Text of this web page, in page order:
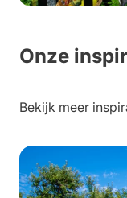
Onze
Bekijk meer